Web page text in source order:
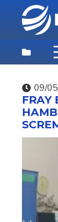
09/
FRAY